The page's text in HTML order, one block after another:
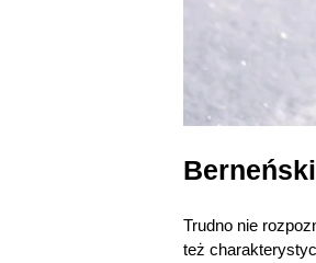
Trudno nie
też